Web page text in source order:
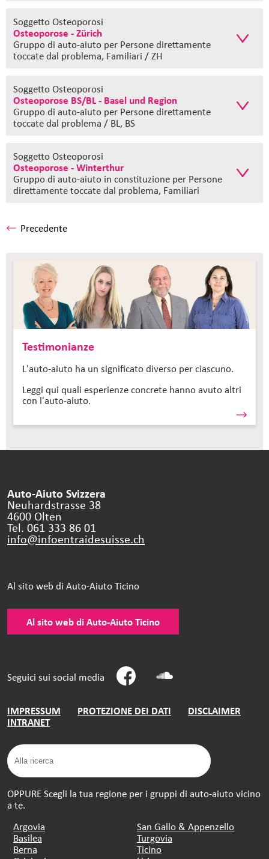
Soggetto Osteoporosi
Osteoporose - Zürich
Gruppo di auto-aiuto per Persone direttamente
toccate dal problema, Familiari / ZH
Soggetto Osteoporosi
Osteoporose BS/BL - Basel und Region
Gruppo di auto-aiuto per Persone direttamente
toccate dal problema / BL, BS
Soggetto Osteoporosi
Osteoporose - Winterthur
Gruppo di auto-aiuto in constituzione per Persone
direttamente toccate dal problema, Familiari
Precedente
Testimonianze
L'auto-aiuto ha un significato diverso per ciascuno.
Leggi qui quali esperienze concrete hanno avuto altri
con l'auto-aiuto.
Auto-Aiuto Svizzera
Neuhardstrasse 38
4600 Olten
Tel. 061 333 86 01
info@infoentraidesuisse.ch
Al sito web di Auto-Aiuto Ticino
Al sito web di Auto-Aiuto Ticino
Seguici sui social media
IMPRESSUM PROTEZIONE DEI DATI
DISCLAIMER
INTRANET
OPPURE Scegli la tua regione per i gruppi di auto-aiuto vicino
a te.
Argovia
Basilea
Berna
San Gallo & Appenzello
Turgovia
Ticino